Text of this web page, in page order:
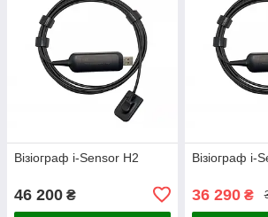
Візіограф i-Sensor H2
46 200 ₴
Візіограф i-
36 290₴